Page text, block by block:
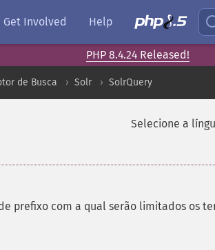
Get Involved Help
PHP 8.4.24 Released!
de Busca Solr SolrQuery
Selecione a
prefixo com a qual serão limitados os